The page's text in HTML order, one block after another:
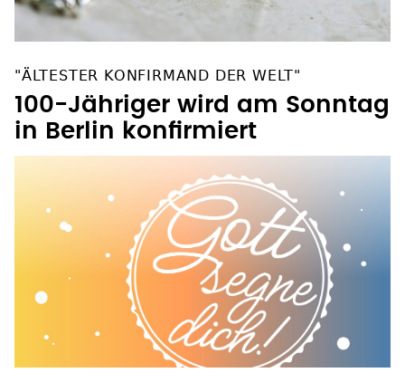
"ÄLTESTER KONFIRMAND DER WELT"
100-Jähriger wird am Sonntag
in Berlin konfirmiert